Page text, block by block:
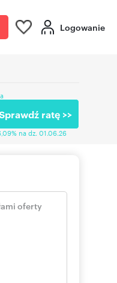
Logowanie
ratę >>
na dz. 01.06.26